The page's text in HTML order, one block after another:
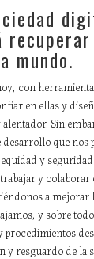
mundo.
con
en ellas y
Sin
desarrollo que nos
y
y colaborar
a mejorar
y sobre
procedimientos
y resguardo de la